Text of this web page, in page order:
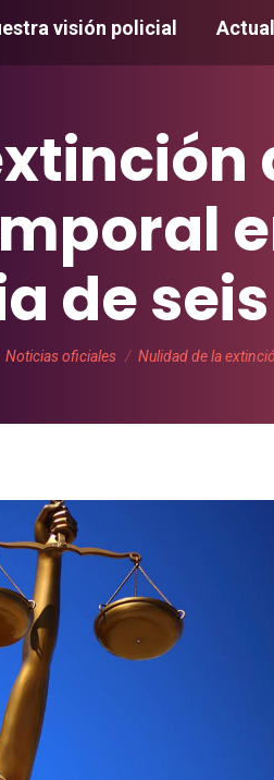
visión policial
de
Noticias oficiales Nulidad de la